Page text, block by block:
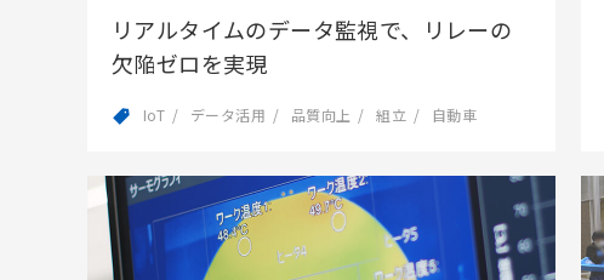
リアルタイムのデータ監視で、リレーの
欠陥ゼロを実現
IoT データ活用 品質向上 組立 自動車